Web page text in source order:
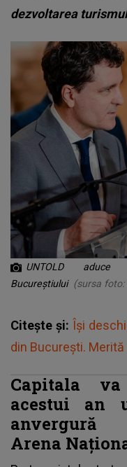
dezvoltarea
UNTOLD
Bucureștiului (sursa foto:
Citește și: Își
din București.
Capitala
acestui an
anvergură
Arena